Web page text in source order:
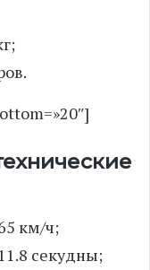
км/ч;
секудны;